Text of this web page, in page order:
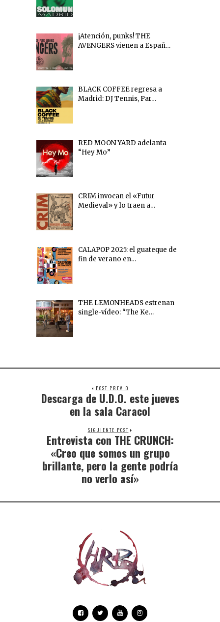
¡Atención, punks! THE
AVENGERS vienen a Españ…
BLACK COFFEE regresa a
Madrid: DJ Tennis, Par…
RED MOON YARD adelanta
“Hey Mo”
CRIM invocan el «Futur
Medieval» y lo traen a…
CALAPOP 2025: el guateque de
fin de verano en…
THE LEMONHEADS estrenan
single-vídeo: “The Ke…
POST PREVIO
Descarga de U.D.O. este jueves
en la sala Caracol
SIGUIENTE POST
Entrevista con THE CRUNCH:
«Creo que somos un grupo
brillante, pero la gente podría
no verlo así»